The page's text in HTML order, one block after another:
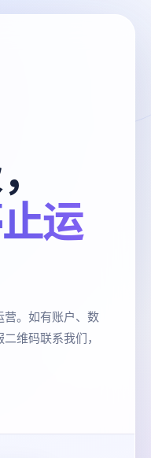
运
营。如有账户、数
维码联系我们，